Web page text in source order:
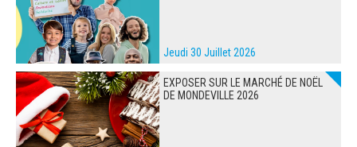
Jeudi 30 Juillet 2026
EXPOSER SUR LE MARCHÉ DE NOËL
DE MONDEVILLE 2026